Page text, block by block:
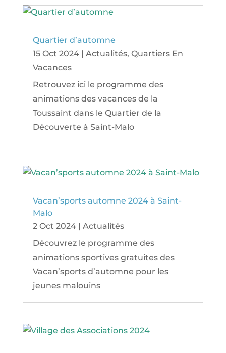
Quartier d’automne
15 Oct 2024| Actualités, Quartiers En
Vacances
Retrouvez ici le programme des
animations des vacances de la
Toussaint dans le Quartier de la
Découverte à Saint-Malo
Vacan’sports automne 2024 à Saint-
Malo
2 Oct 2024| Actualités
Découvrez le programme des
animations sportives gratuites des
Vacan’sports d’automne pour les
jeunes malouins